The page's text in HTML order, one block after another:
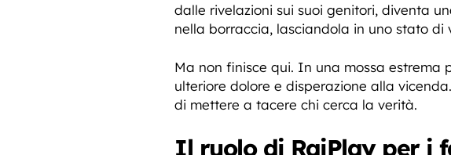
dalle rivelazioni sui suoi genitori, diventa
nella borraccia, lasciandola in uno stato di
Ma non finisce qui. In una mossa estrema
ulteriore dolore e disperazione alla
di mettere a tacere chi cerca la verità.
Il ruolo di RaiPlay per i